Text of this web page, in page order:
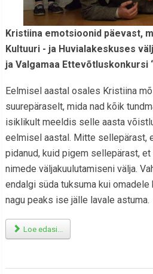
Kristiina emotsioonid päevast,
Kultuuri - ja Huvialakeskuses
ja Valgamaa Ettevõtluskonkursi
Eelmisel aastal osales Kristiina
suurepäraselt, mida nad kõik
isiklikult meeldis selle aasta
eelmisel aastal. Mitte sellepärast,
pidanud, kuid pigem sellepärast,
nimede väljakuulutamiseni välja.
endalgi süda tuksuma kui
nagu peaks ise jälle lavale astuma.
Loe edasi...